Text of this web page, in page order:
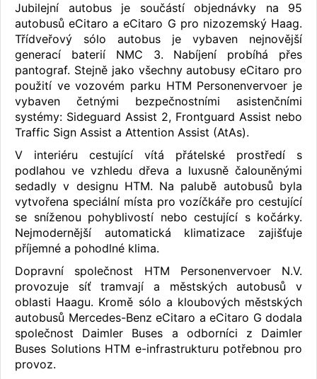
Jubilejní autobus je součástí objednávky na 95
autobusů eCitaro a eCitaro G pro nizozemský Haag.
Třídveřový sólo autobus je vybaven nejnovější
generací baterií NMC 3. Nabíjení probíhá přes
pantograf. Stejně jako všechny autobusy eCitaro pro
použití ve vozovém parku HTM Personenvervoer je
vybaven četnými bezpečnostními asistenčními
systémy: Sideguard Assist 2, Frontguard Assist nebo
Traffic Sign Assist a Attention Assist (AtAs).
V interiéru cestující vítá přátelské prostředí s
podlahou ve vzhledu dřeva a luxusně čalouněnými
sedadly v designu HTM. Na palubě autobusů byla
vytvořena speciální místa pro vozíčkáře pro cestující
se sníženou pohyblivostí nebo cestující s kočárky.
Nejmodernější automatická klimatizace zajišťuje
příjemné a pohodlné klima.
Dopravní společnost HTM Personenvervoer N.V.
provozuje síť tramvají a městských autobusů v
oblasti Haagu. Kromě sólo a kloubových městských
autobusů Mercedes-Benz eCitaro a eCitaro G dodala
společnost Daimler Buses a odborníci z Daimler
Buses Solutions HTM e-infrastrukturu potřebnou pro
provoz.